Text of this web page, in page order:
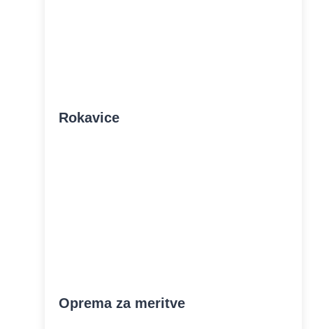
Rokavice
Oprema za meritve